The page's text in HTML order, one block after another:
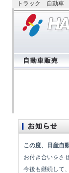
トラック 自動車
この度、日産
お付き合いをさ
今後も継続して